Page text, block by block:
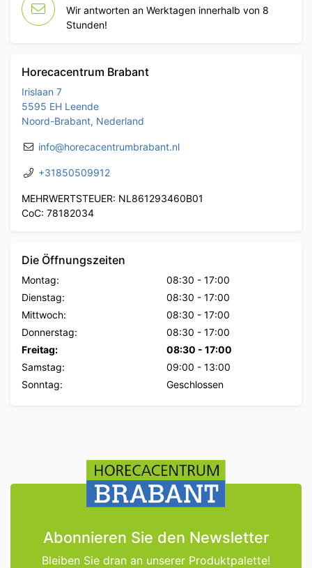
Wir antworten an Werktagen innerhalb von 8
Stunden!
Horecacentrum Brabant
Irislaan 7
5595 EH Leende
Noord-Brabant, Nederland
info@horecacentrumbrabant.nl
+31850509912
MEHRWERTSTEUER: NL861293460B01
CoC: 78182034
Die Öffnungszeiten
Montag: 08:30 - 17:00
Dienstag:
08:30 - 17:00
Mittwoch:
08:30 - 17:00
Donnerstag:
08:30 - 17:00
Freitag:
08:30 - 17:00
Samstag:
09:00 - 13:00
Sonntag:
Geschlossen
Abonnieren Sie den Newsletter
Bleiben Sie dran an unserer Produktpalette!